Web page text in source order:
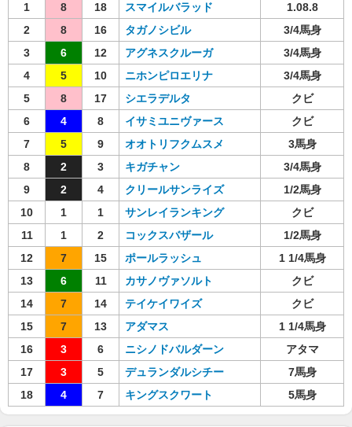
1 8 18 スマイルバラッド
1.08.8
2
8 16 タガノシビル
3/4馬身
3
6 12 アグネスクルーガ
3/4馬身
4
5 10 ニホンピロエリナ
3/4馬身
5
8 17 シエラデルタ
クビ
6
4 8 イサミユニヴァース
クビ
7
5 9 オオトリフクムスメ
3馬身
8
2 3 キガチャン
3/4馬身
9
2 4 クリールサンライズ
1/2馬身
10
1 1 サンレイランキング
クビ
11
1 2 コックスバザール
1/2馬身
12
7 15 ポールラッシュ
1 1/4馬身
13
6 11 カサノヴァソルト
クビ
14
7 14 テイケイワイズ
クビ
15
7 13 アダマス
1 1/4馬身
16
3 6 ニシノドバルダーン
アタマ
17
3 5 デュランダルシチー
7馬身
18
4 7 キングスクワート 5馬身